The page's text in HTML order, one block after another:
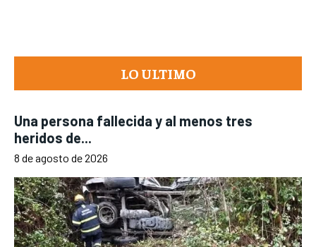
LO ULTIMO
Una persona fallecida y al menos tres
heridos de...
8 de agosto de 2026